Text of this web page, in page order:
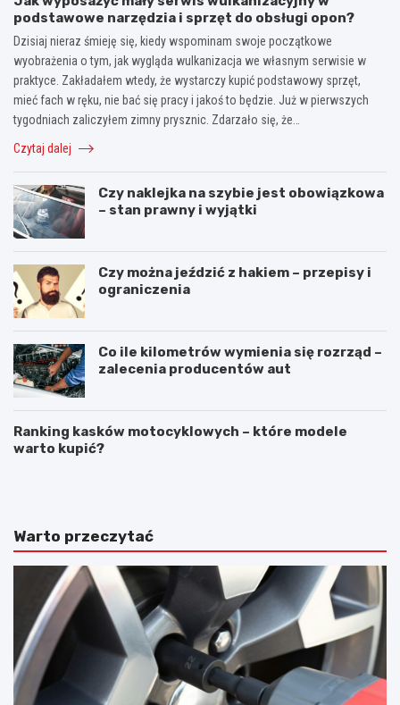
podstawowe narzędzia i sprzęt do obsługi opon?
Dzisiaj nieraz śmieję się, kiedy wspominam swoje początkowe
wyobrażenia o tym, jak wygląda wulkanizacja we własnym serwisie w
praktyce. Zakładałem wtedy, że wystarczy kupić podstawowy sprzęt,
mieć fach w ręku, nie bać się pracy i jakoś to będzie. Już w pierwszych
tygodniach zaliczyłem zimny prysznic. Zdarzało się, że…
Czytaj dalej
Czy naklejka na szybie jest obowiązkowa
– stan prawny i wyjątki
Czy można jeździć z hakiem – przepisy i
ograniczenia
Co ile kilometrów wymienia się rozrząd –
zalecenia producentów aut
Ranking kasków motocyklowych – które modele
warto kupić?
N
w
a
s
s
a
m
A
a
s
a
o
d
u
Warto przeczytać